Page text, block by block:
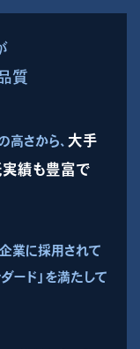
質
高さから、 大手
績も豊富で
業に採用されて
ード」を満たして